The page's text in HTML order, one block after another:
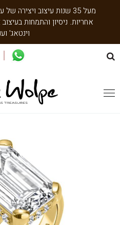
מעל 35 שנות עיצוב
אחריות. ניסיון והתמחות
וינטאג'